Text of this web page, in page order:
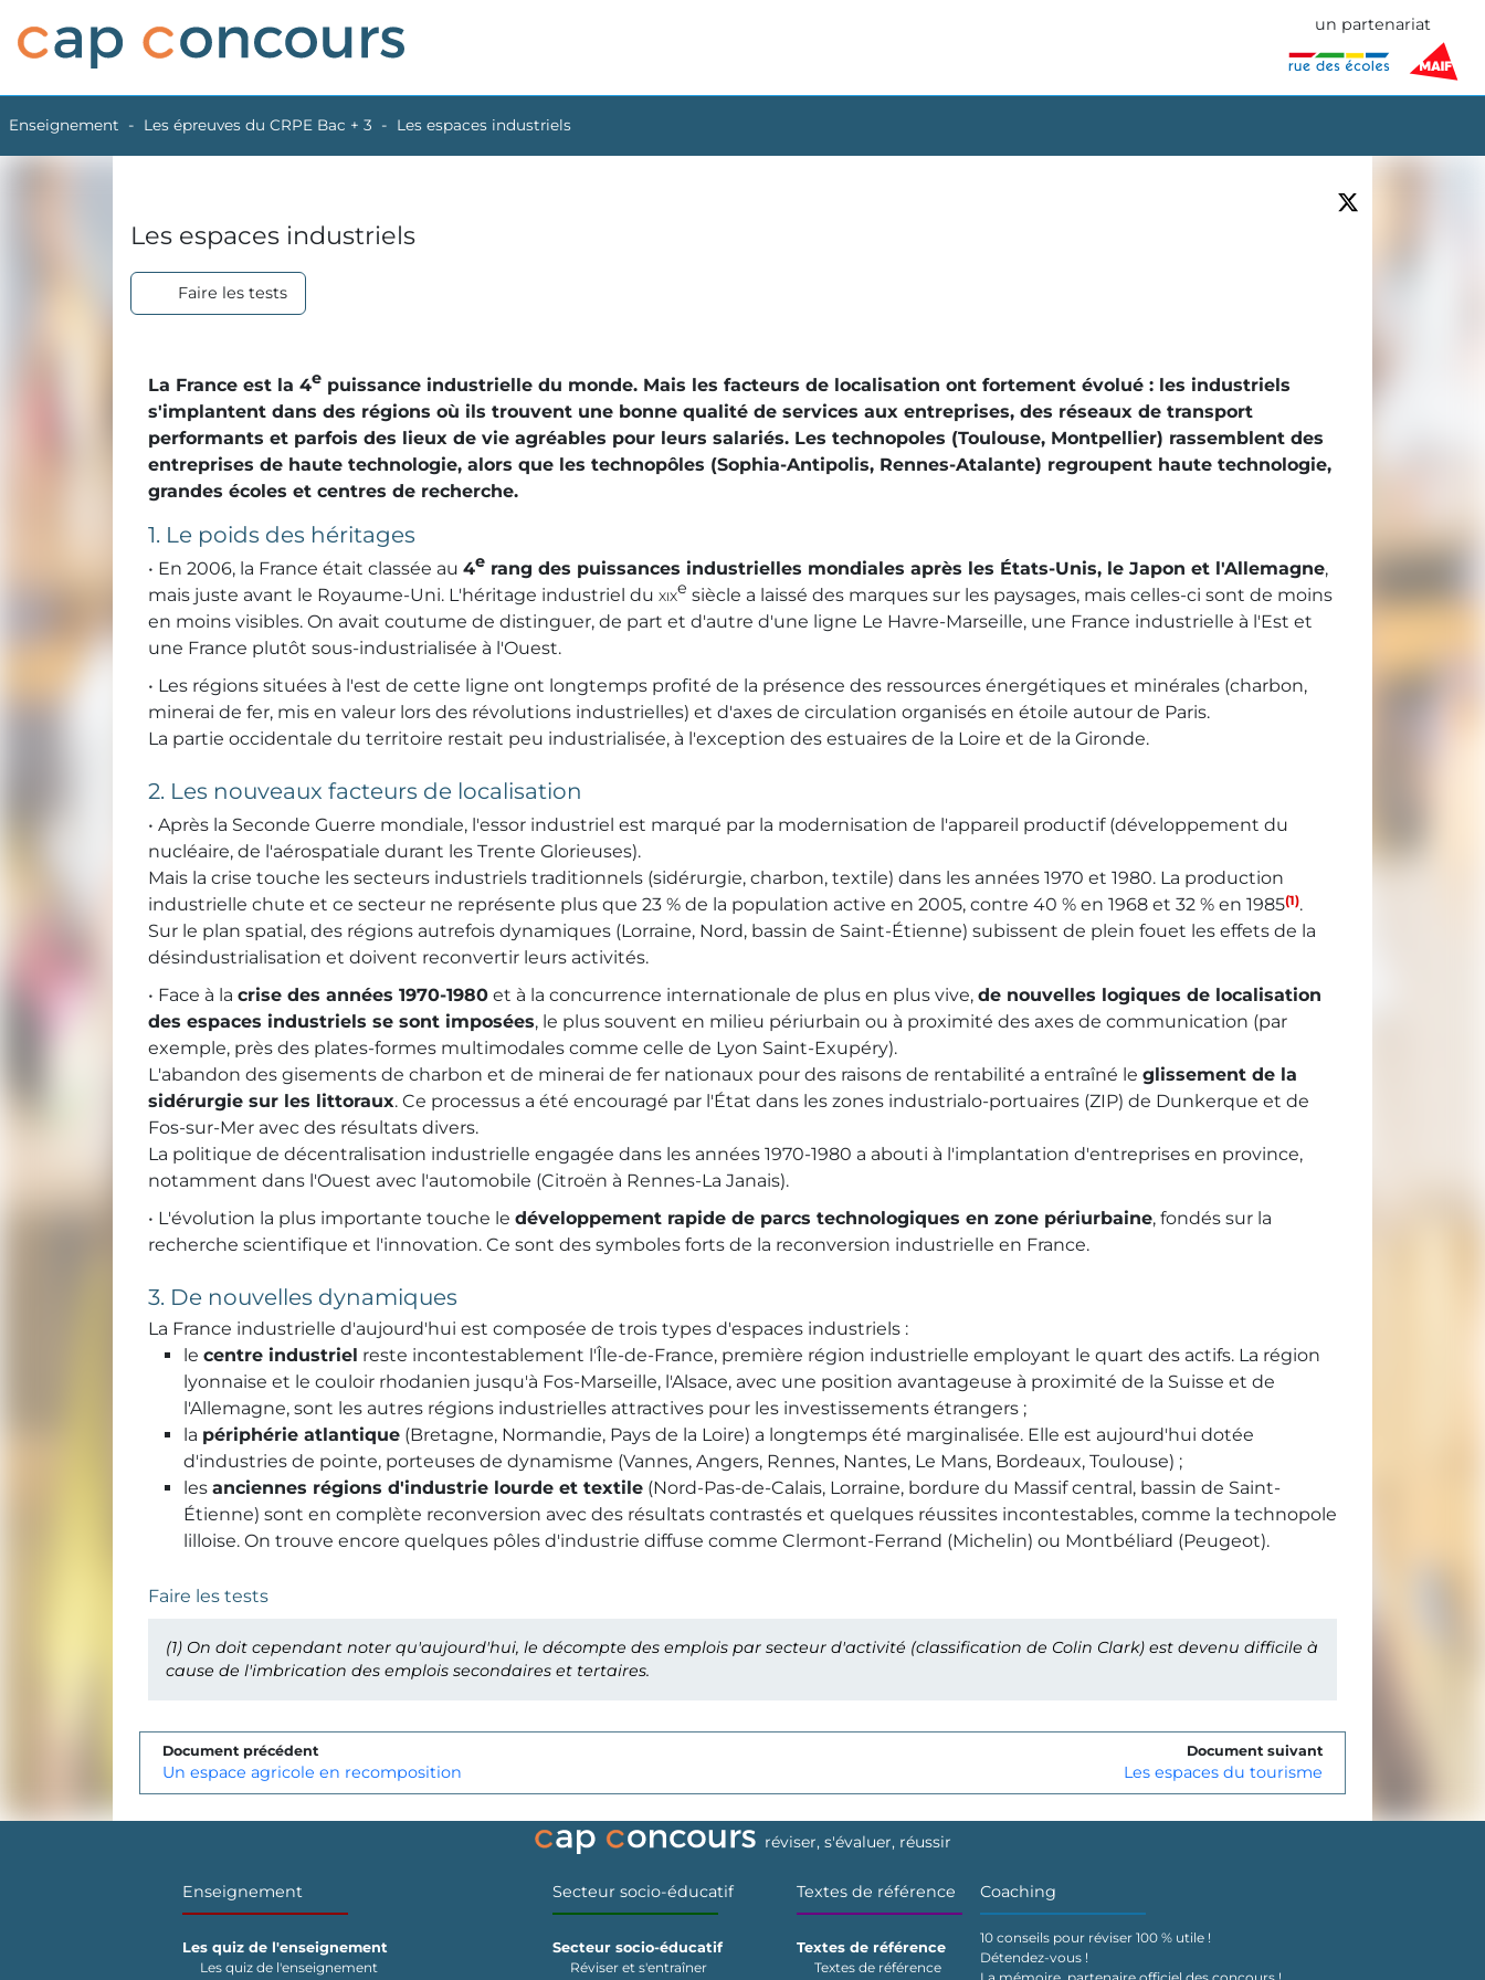
un partenariat
Enseignement Les épreuves du CRPE Bac + 3 Les espaces industriels
Les espaces industriels
Faire les tests
La France est la 4e puissance industrielle du monde. Mais les facteurs de localisation ont fortement évolué : les industriels
s'implantent dans des régions où ils trouvent une bonne qualité de services aux entreprises, des réseaux de transport
performants et parfois des lieux de vie agréables pour leurs salariés. Les technopoles (Toulouse, Montpellier) rassemblent des
entreprises de haute technologie, alors que les technopôles (Sophia-Antipolis, Rennes-Atalante) regroupent haute technologie,
grandes écoles et centres de recherche.
1. Le poids des héritages
• En 2006, la France était classée au 4e rang des puissances industrielles mondiales après les États-Unis, le Japon et l'Allemagne,
mais juste avant le Royaume-Uni. L'héritage industriel du xixe siècle a laissé des marques sur les paysages, mais celles-ci sont de moins
en moins visibles. On avait coutume de distinguer, de part et d'autre d'une ligne Le Havre-Marseille, une France industrielle à l'Est et
une France plutôt sous-industrialisée à l'Ouest.
• Les régions situées à l'est de cette ligne ont longtemps profité de la présence des ressources énergétiques et minérales (charbon,
minerai de fer, mis en valeur lors des révolutions industrielles) et d'axes de circulation organisés en étoile autour de Paris.
La partie occidentale du territoire restait peu industrialisée, à l'exception des estuaires de la Loire et de la Gironde.
2. Les nouveaux facteurs de localisation
• Après la Seconde Guerre mondiale, l'essor industriel est marqué par la modernisation de l'appareil productif (développement du
nucléaire, de l'aérospatiale durant les Trente Glorieuses).
Mais la crise touche les secteurs industriels traditionnels (sidérurgie, charbon, textile) dans les années 1970 et 1980. La production
industrielle chute et ce secteur ne représente plus que 23 % de la population active en 2005, contre 40 % en 1968 et 32 % en 1985(1).
Sur le plan spatial, des régions autrefois dynamiques (Lorraine, Nord, bassin de Saint-Étienne) subissent de plein fouet les effets de la
désindustrialisation et doivent reconvertir leurs activités.
• Face à la crise des années 1970-1980 et à la concurrence internationale de plus en plus vive, de nouvelles logiques de localisation
des espaces industriels se sont imposées, le plus souvent en milieu périurbain ou à proximité des axes de communication (par
exemple, près des plates-formes multimodales comme celle de Lyon Saint-Exupéry).
L'abandon des gisements de charbon et de minerai de fer nationaux pour des raisons de rentabilité a entraîné le glissement de la
sidérurgie sur les littoraux. Ce processus a été encouragé par l'État dans les zones industrialo-portuaires (ZIP) de Dunkerque et de
Fos-sur-Mer avec des résultats divers.
La politique de décentralisation industrielle engagée dans les années 1970-1980 a abouti à l'implantation d'entreprises en province,
notamment dans l'Ouest avec l'automobile (Citroën à Rennes-La Janais).
• L'évolution la plus importante touche le développement rapide de parcs technologiques en zone périurbaine, fondés sur la
recherche scientifique et l'innovation. Ce sont des symboles forts de la reconversion industrielle en France.
3. De nouvelles dynamiques
La France industrielle d'aujourd'hui est composée de trois types d'espaces industriels :
le centre industriel reste incontestablement l'Île-de-France, première région industrielle employant le quart des actifs. La région
lyonnaise et le couloir rhodanien jusqu'à Fos-Marseille, l'Alsace, avec une position avantageuse à proximité de la Suisse et de
l'Allemagne, sont les autres régions industrielles attractives pour les investissements étrangers ;
la périphérie atlantique (Bretagne, Normandie, Pays de la Loire) a longtemps été marginalisée. Elle est aujourd'hui dotée
d'industries de pointe, porteuses de dynamisme (Vannes, Angers, Rennes, Nantes, Le Mans, Bordeaux, Toulouse) ;
les anciennes régions d'industrie lourde et textile (Nord-Pas-de-Calais, Lorraine, bordure du Massif central, bassin de Saint-
Étienne) sont en complète reconversion avec des résultats contrastés et quelques réussites incontestables, comme la technopole
lilloise. On trouve encore quelques pôles d'industrie diffuse comme Clermont-Ferrand (Michelin) ou Montbéliard (Peugeot).
Faire les tests
(1) On doit cependant noter qu'aujourd'hui, le décompte des emplois par secteur d'activité (classification de Colin Clark) est devenu difficile à
cause de l'imbrication des emplois secondaires et tertaires.
Document précédent
Un espace agricole en recomposition
Document suivant
Les espaces du tourisme
réviser, s'évaluer, réussir
Enseignement
Les quiz de l'enseignement
Les quiz de l'enseignement
Secteur socio-éducatif
Secteur socio-éducatif
Réviser et s'entraîner
Textes de référence
Textes de référence
Textes de référence
Coaching
10 conseils pour réviser 100 % utile !
Détendez-vous !